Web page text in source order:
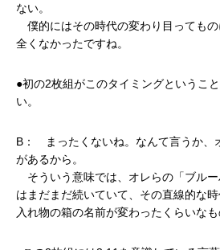
ない。
僕的にはその時代の変わり目っても
全くなかったですね。
●初の2枚組がこのタイミングというこ
い。
B： まったくないね。なんて言うか、
があるから。
そういう意味では、オレらの「ブル
はまだまだ続いていて、その直線的な時
入れ物の箱の名前が変わったくらいなも